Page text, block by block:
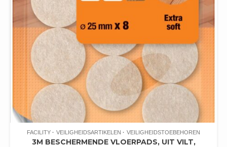
FACILITY VEILIGHEIDSARTIKELEN VEILIGHEIDSTOEBEHOREN
3M BESCHERMENDE VLOERPADS, UIT VILT,